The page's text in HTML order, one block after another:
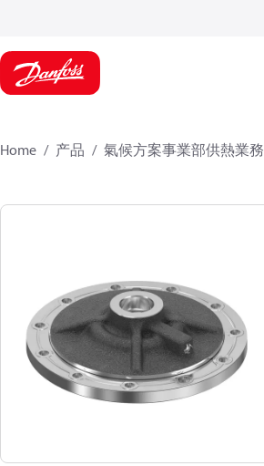
Home 产品 氣候方案事業部供熱業務